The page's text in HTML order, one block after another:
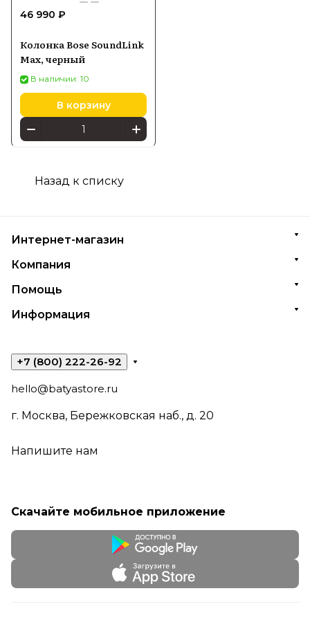
46 990 ₽
Колонка Bose SoundLink
Max, черный
В наличии: 10
В корзину
Назад к списку
Интернет-магазин
Компания
Помощь
Информация
+7 (800) 222-26-92
hello@batyastore.ru
г. Москва, Бережковская наб., д. 20
Напишите нам
Скачайте мобильное приложение